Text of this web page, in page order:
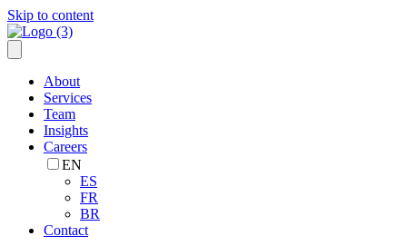
Skip to content
About
Services
Team
Insights
Careers
EN
ES
FR
BR
Contact